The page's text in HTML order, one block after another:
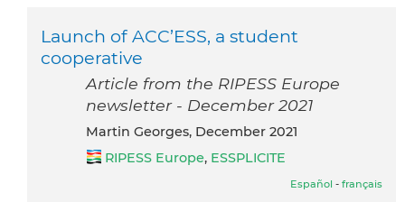
Launch of ACC’ESS, a student
cooperative
Article from the RIPESS Europe
newsletter - December 2021
Martin Georges, December 2021
RIPESS Europe, ESSPLICITE
Español - français